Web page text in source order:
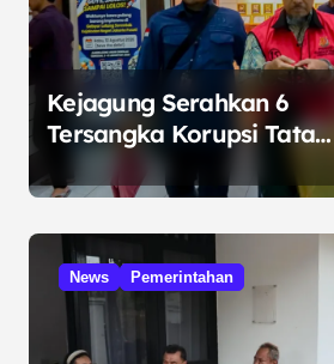
Kejagung Serahkan 6
Tersangka Korupsi Tata
Kelola Minyak ke Penuntut
Umum
News Pemerintahan